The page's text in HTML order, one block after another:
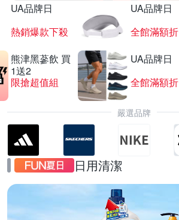
UA品牌日
熱銷爆款下殺
UA品牌日
全館滿額折
熊津黑蔘飲 買
1送2
限搶超值組
UA品牌日
全館滿額折
嚴選品牌
日用清潔